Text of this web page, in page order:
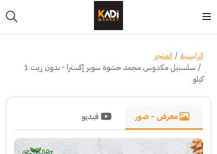
الرئيسية
المتجر
سلسبيل مكدوس مجمد حشوة سوبر إكسترا - بدون زيت 1
كيلو
معرض - صور فيديو